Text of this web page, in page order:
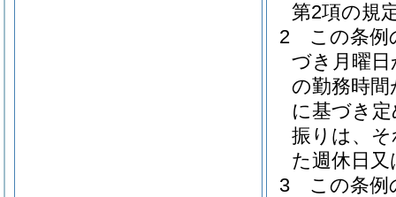
第2項の規
2
この条例
づき月曜
の勤務時
に基づき
振りは、
た週休日
3
この条例